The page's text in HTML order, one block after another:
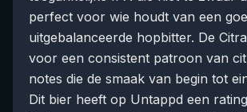
perfect voor wie houdt van een
uitgebalanceerde hopbitter. De
voor een consistent patroon van
notes die de smaak van begin tot
Dit bier heeft op Untappd een